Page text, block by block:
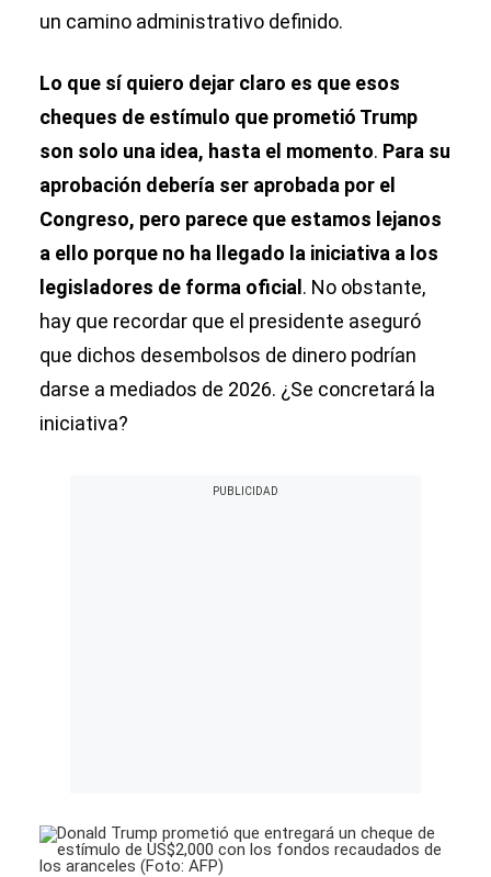
un camino administrativo definido.
Lo que sí quiero dejar claro es que esos
cheques de estímulo que prometió Trump
son solo una idea, hasta el momento. Para su
aprobación debería ser aprobada por el
Congreso, pero parece que estamos lejanos
a ello porque no ha llegado la iniciativa a los
legisladores de forma oficial . No obstante,
hay que recordar que el presidente aseguró
que dichos desembolsos de dinero podrían
darse a mediados de 2026. ¿Se concretará la
iniciativa?